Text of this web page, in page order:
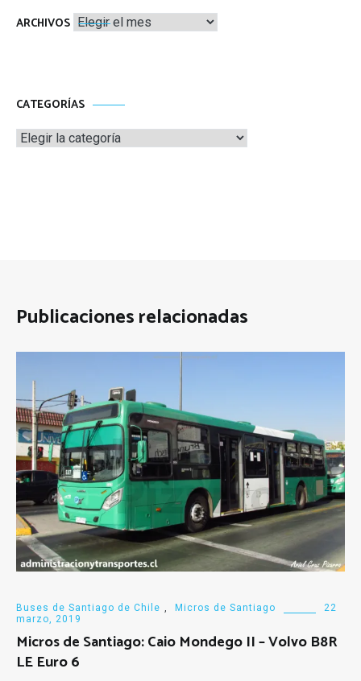
ARCHIVOS Archivos
CATEGORÍAS
Categorías
Publicaciones relacionadas
Buses de Santiago de Chile , Micros de Santiago
22
marzo, 2019
Micros de Santiago: Caio Mondego II – Volvo B8R
LE Euro 6